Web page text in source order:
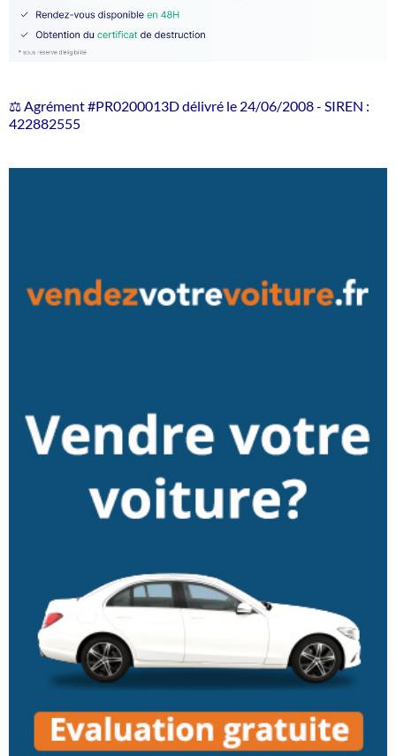
⚖️ Agrément #PR0200013D délivré le 24/06/2008 - SIREN :
422882555